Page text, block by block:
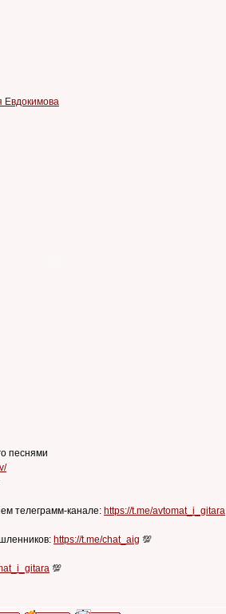
Евдокимова
песнями
телеграмм-канале: https://t.me/avtomat_i_gitara
https://t.me/chat_aig 💯
💯